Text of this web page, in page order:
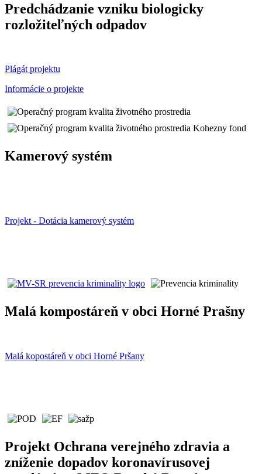
Predchádzanie vzniku biologicky
rozložiteľných odpadov
Plágát projektu
Informácie o projekte
Kamerový systém
Projekt - Dotácia kamerový systém
Malá kompostáreň v obci Horné Prašny
Malá kopostáreň v obci Horné Pršany
Projekt Ochrana verejného zdravia a
zníženie dopadov koronavírusovej